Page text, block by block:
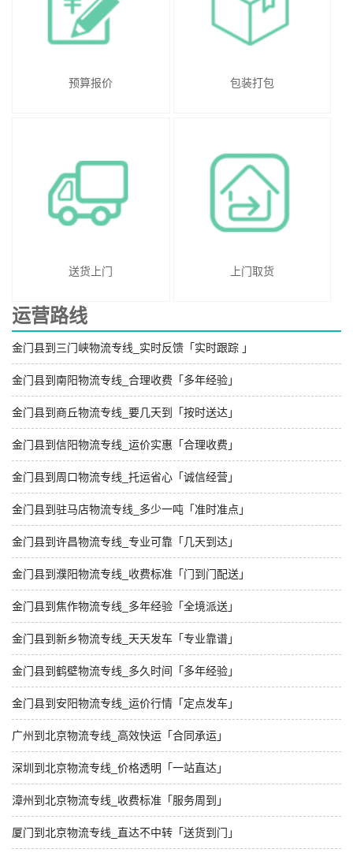
预算报价 包装打包
送货上门 上门取货
运营路线
金门县到三门峡物流专线_实时反馈「实时跟踪 」
金门县到南阳物流专线_合理收费「多年经验」
金门县到商丘物流专线_要几天到「按时送达」
金门县到信阳物流专线_运价实惠「合理收费」
金门县到周口物流专线_托运省心「诚信经营」
金门县到驻马店物流专线_多少一吨「准时准点」
金门县到许昌物流专线_专业可靠「几天到达」
金门县到濮阳物流专线_收费标准「门到门配送」
金门县到焦作物流专线_多年经验「全境派送」
金门县到新乡物流专线_天天发车「专业靠谱」
金门县到鹤壁物流专线_多久时间「多年经验」
金门县到安阳物流专线_运价行情「定点发车」
广州到北京物流专线_高效快运「合同承运」
深圳到北京物流专线_价格透明「一站直达」
漳州到北京物流专线_收费标准「服务周到」
厦门到北京物流专线_直达不中转「送货到门」